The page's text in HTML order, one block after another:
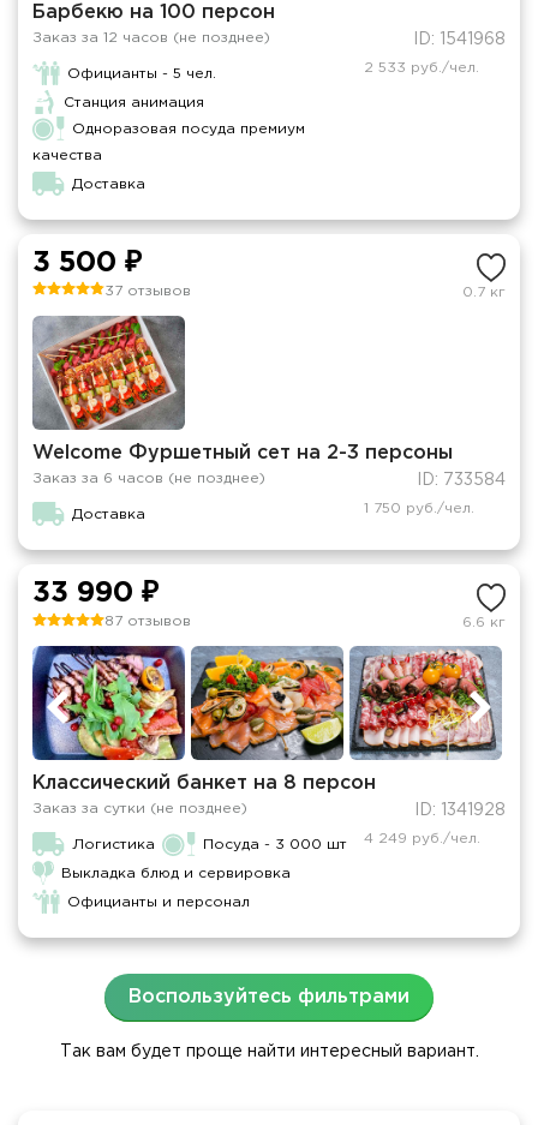
Барбекю на 100 персон
Заказ за 12 часов (не позднее) ID: 1541968
Официанты - 5 чел.
Станция анимация
Одноразовая посуда премиум
качества
Доставка
2 533 руб./чел.
3 500 ₽
37 отзывов 0.7 кг
Welcome Фуршетный сет на 2-3 персоны
Заказ за 6 часов (не позднее) ID: 733584
Доставка 1 750 руб./чел.
33 990 ₽
87 отзывов 6.6 кг
Классический банкет на 8 персон
Заказ за сутки (не позднее) ID: 1341928
Логистика Посуда - 3 000 шт
Выкладка блюд и сервировка
Официанты и персонал
4 249 руб./чел.
Воспользуйтесь фильтрами
Так вам будет проще найти интересный вариант.